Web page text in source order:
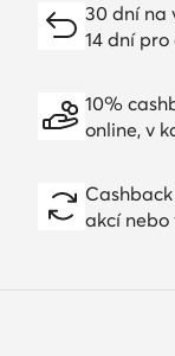
30 dní na
14 dní
10%
online, v
akcí